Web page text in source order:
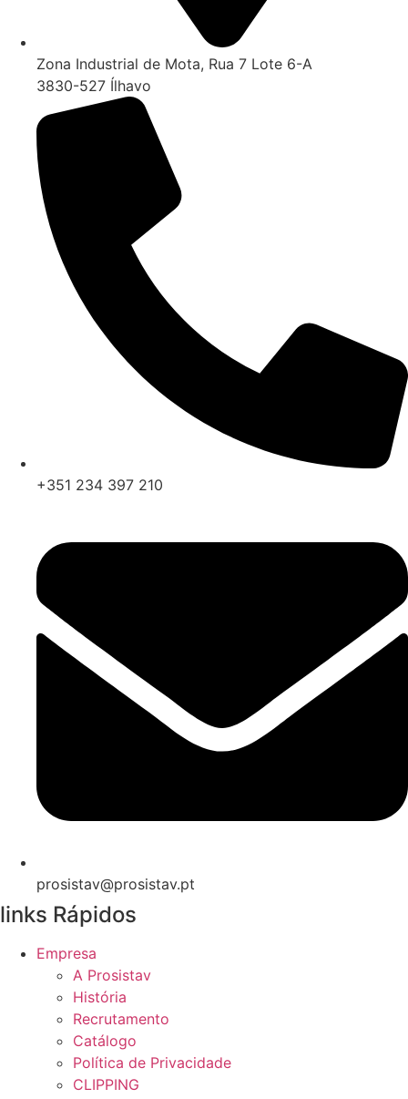
Zona Industrial de Mota, Rua 7 Lote 6-A
3830-527 Ílhavo
+351 234 397 210
prosistav@prosistav.pt
links Rápidos
Empresa
A Prosistav
História
Recrutamento
Catálogo
Política de Privacidade
CLIPPING